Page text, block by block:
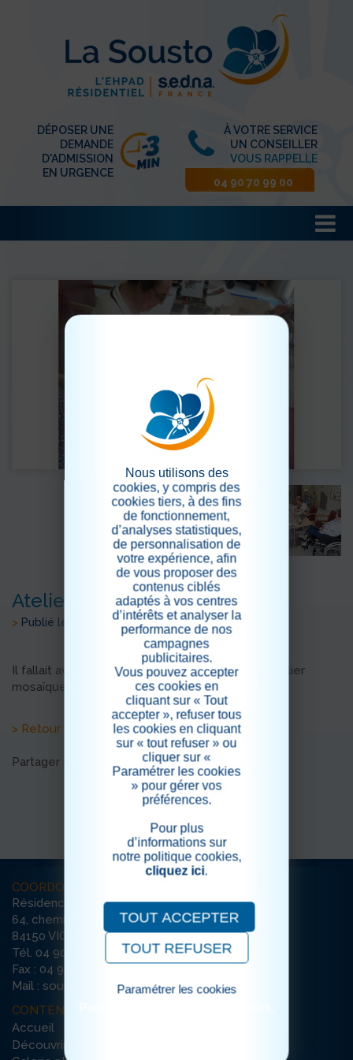
DÉPOSER UNE
DEMANDE
D'ADMISSION
EN URGENCE
À VOTRE SERVICE
UN CONSEILLER
VOUS RAPPELLE
04 90 70 99 00
Atelier créatif
> Publié le 15/06/2022
Il fallait avoir de la patience pour participer à l'atelier
mosaïque.
> Retour aux actualités
Partager sur les réseaux sociaux
COORDONNÉES
Résidence La Sousto
64, chemin des Violettes
84150 VIOLÈS
Tél. 04 90 70 99 00
Fax : 04 90 70 99 22
Mail : sousto-violes@ehpad-sedna.fr
CONTENU DU SITE
Accueil
Découvrir la résidence
Nous utilisons des
cookies, y compris des
cookies tiers, à des fins
de fonctionnement,
d’analyses statistiques,
de personnalisation de
votre expérience, afin
de vous proposer des
contenus ciblés
adaptés à vos centres
d’intérêts et analyser la
performance de nos
campagnes
publicitaires.
Vous pouvez accepter
ces cookies en
cliquant sur « Tout
accepter », refuser tous
les cookies en cliquant
sur « tout refuser » ou
cliquer sur «
Paramétrer les cookies
» pour gérer vos
préférences.
Pour plus
d’informations sur
notre politique cookies,
cliquez ici.
TOUT ACCEPTER
TOUT REFUSER
Paramétrer les cookies